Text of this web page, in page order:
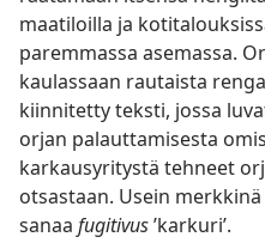
maatiloilla ja
paremmassa asemassa.
kaulassaan rautaista
kiinnitetty teksti, jossa
orjan palauttamisesta
karkausyritystä tehneet
otsastaan. Usein
sanaa fugitivus’karkuri’.